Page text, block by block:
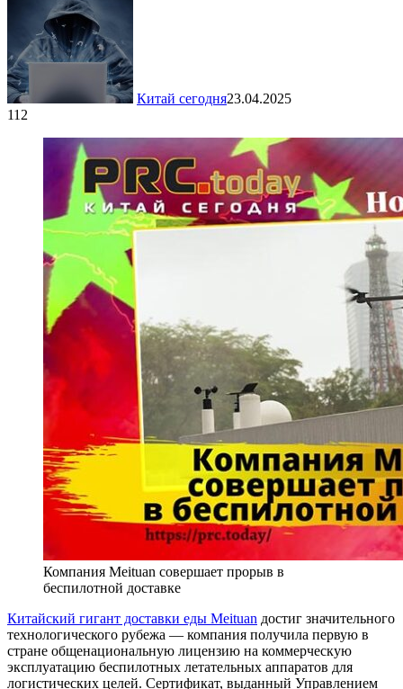
Китай сегодня23.04.2025
112
Компания Meituan совершает прорыв в
беспилотной доставке
Китайский гигант доставки еды Meituan достиг значительного
технологического рубежа — компания получила первую в
стране общенациональную лицензию на коммерческую
эксплуатацию беспилотных летательных аппаратов для
логистических целей. Сертификат, выданный Управлением